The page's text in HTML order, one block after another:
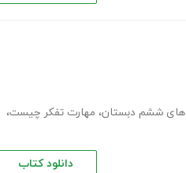
های ششم دبستان، مهارت تفکر چیست،
دانلود کتاب